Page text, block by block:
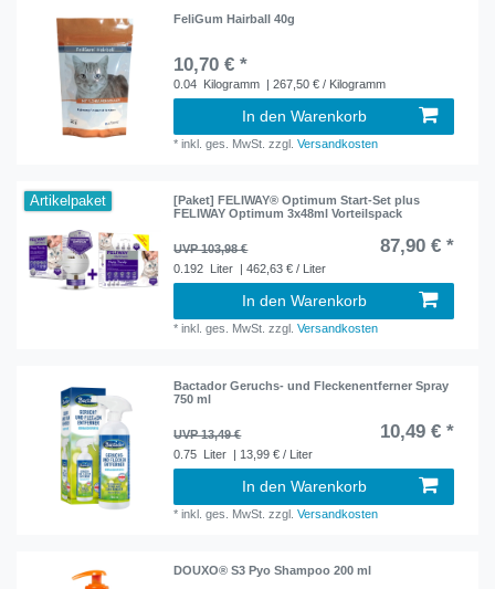
FeliGum Hairball 40g
10,70 € *
0.04 Kilogramm | 267,50 € / Kilogramm
In den Warenkorb
*inkl. ges. MwSt. zzgl.Versandkosten
Artikelpaket
[Paket] FELIWAY® Optimum Start-Set plus
FELIWAY Optimum 3x48ml Vorteilspack
UVP 103,98 € 87,90 € *
0.192 Liter | 462,63 € / Liter
In den Warenkorb
*inkl. ges. MwSt. zzgl.Versandkosten
Bactador Geruchs- und Fleckenentferner Spray
750 ml
UVP 13,49 € 10,49 € *
0.75 Liter | 13,99 € / Liter
In den Warenkorb
*inkl. ges. MwSt. zzgl.Versandkosten
DOUXO® S3 Pyo Shampoo 200 ml